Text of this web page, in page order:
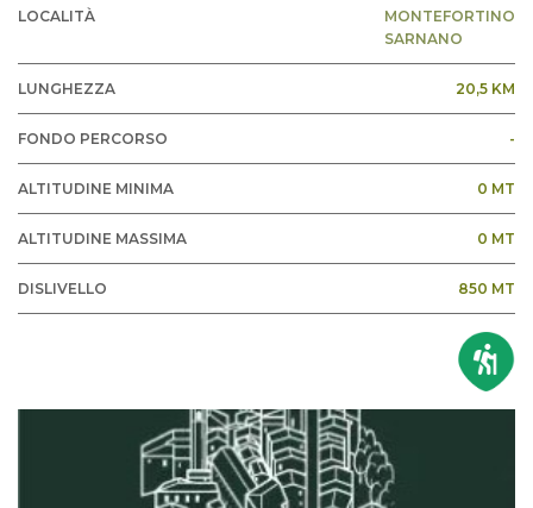
LOCALITÀ
MONTEFORTINO
SARNANO
LUNGHEZZA 20,5 KM
FONDO PERCORSO -
ALTITUDINE MINIMA 0 MT
ALTITUDINE MASSIMA 0 MT
DISLIVELLO 850 MT